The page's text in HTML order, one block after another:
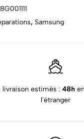
, Samsung
livraison estimés : 48h
l'étranger